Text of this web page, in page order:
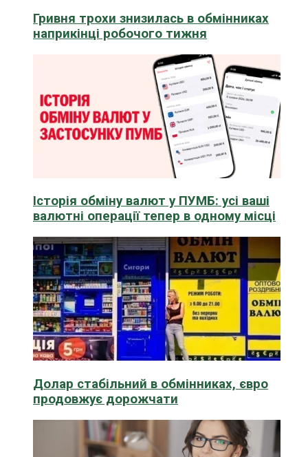
Гривня трохи знизилась в обмінниках
наприкінці робочого тижня
Історія обміну валют у ПУМБ: усі ваші
валютні операції тепер в одному місці
Долар стабільний в обмінниках, євро
продовжує дорожчати